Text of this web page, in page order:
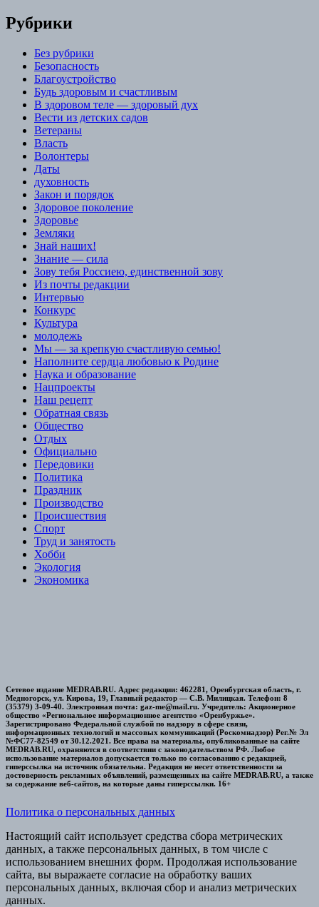
Рубрики
Без рубрики
Безопасность
Благоустройство
Будь здоровым и счастливым
В здоровом теле — здоровый дух
Вести из детских садов
Ветераны
Власть
Волонтеры
Даты
духовность
Закон и порядок
Здоровое поколение
Здоровье
Земляки
Знай наших!
Знание — сила
Зову тебя Россиею, единственной зову
Из почты редакции
Интервью
Конкурс
Культура
молодежь
Мы — за крепкую счастливую семью!
Наполните сердца любовью к Родине
Наука и образование
Нацпроекты
Наш рецепт
Обратная связь
Общество
Отдых
Официально
Передовики
Политика
Праздник
Производство
Происшествия
Спорт
Труд и занятость
Хобби
Экология
Экономика
Сетевое издание MEDRAB.RU. Адрес редакции: 462281, Оренбургская область, г.
Медногорск, ул. Кирова, 19, Главный редактор — С.В. Милицкая. Телефон: 8
(35379) 3-09-40. Электронная почта: gaz-me@mail.ru. Учредитель: Акционерное
общество «Региональное информационное агентство «Оренбуржье».
Зарегистрировано Федеральной службой по надзору в сфере связи,
информационных технологий и массовых коммуникаций (Роскомнадзор) Рег.№ Эл
№ФС77-82549 от 30.12.2021. Все права на материалы, опубликованные на сайте
MEDRAB.RU, охраняются в соответствии с законодательством РФ. Любое
использование материалов допускается только по согласованию с редакцией,
гиперссылка на источник обязательна. Редакция не несет ответственности за
достоверность рекламных объявлений, размещенных на сайте MEDRAB.RU, а также
за содержание веб-сайтов, на которые даны гиперссылки. 16+
Политика о персональных данных
Настоящий сайт использует средства сбора метрических
данных, а также персональных данных, в том числе с
использованием внешних форм. Продолжая использование
сайта, вы выражаете согласие на обработку ваших
персональных данных, включая сбор и анализ метрических
данных.